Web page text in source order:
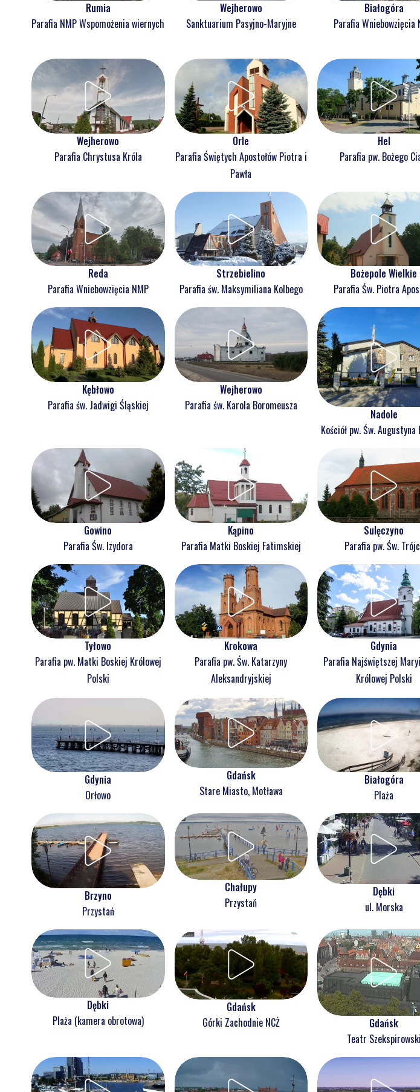
Rumia
Parafia NMP Wspomożenia wiernych
Wejherowo
Sanktuarium Pasyjno-Maryjne
Białogóra
Parafia Wniebowzięcia
Wejherowo
Parafia Chrystusa Króla
Orle
Parafia Świętych Apostołów Piotra i
Pawła
Hel
Parafia pw. Bożego
Reda
Parafia Wniebowzięcia NMP
Strzebielino
Parafia św. Maksymiliana Kolbego
Bożepole Wielkie
Parafia Św. Piotra
Kębłowo
Parafia św. Jadwigi Śląskiej
Wejherowo
Parafia św. Karola Boromeusza
Nadole
Kościół pw. Św. Augustyna
Gowino
Parafia Św. Izydora
Kąpino
Parafia Matki Boskiej Fatimskiej
Sulęczyno
Parafia pw. Św.
Tyłowo
Parafia pw. Matki Boskiej Królowej
Polski
Krokowa
Parafia pw. Św. Katarzyny
Aleksandryjskiej
Gdynia
Parafia Najświętszej
Królowej Polski
Gdynia
Orłowo
Gdańsk
Stare Miasto, Motława
Białogóra
Plaża
Brzyno
Przystań
Chałupy
Przystań
Dębki
ul. Morska
Dębki
Plaża (kamera obrotowa)
Gdańsk
Górki Zachodnie NCŻ
Gdańsk
Teatr Szekspirowski